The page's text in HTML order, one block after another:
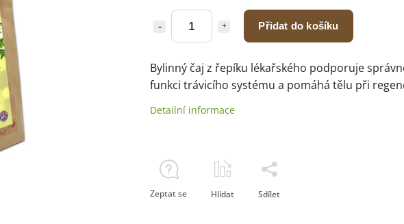
Přidat do košíku
Bylinný čaj z řepíku lékařského podporuje
funkci trávicího systému a pomáhá tělu při
Detailní informace
Zeptat se Hlídat Sdílet